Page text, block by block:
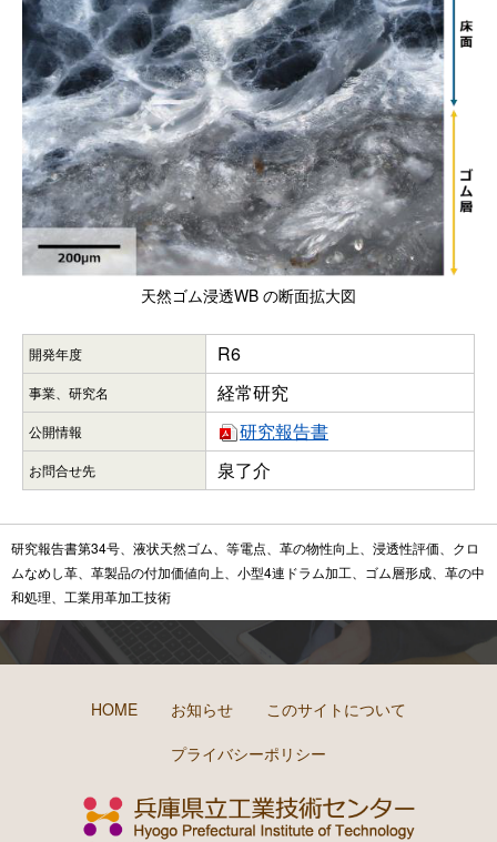
天然ゴム浸透WB の断面拡大図
開発年度 R6
事業、研究名 経常研究
公開情報 研究報告書
お問合せ先 泉了介
研究報告書第34号、液状天然ゴム、等電点、革の物性向上、浸透性評価、クロ
ムなめし革、革製品の付加価値向上、小型4連ドラム加工、ゴム層形成、革の中
和処理、工業用革加工技術
HOME お知らせ
このサイトについて
プライバシーポリシー